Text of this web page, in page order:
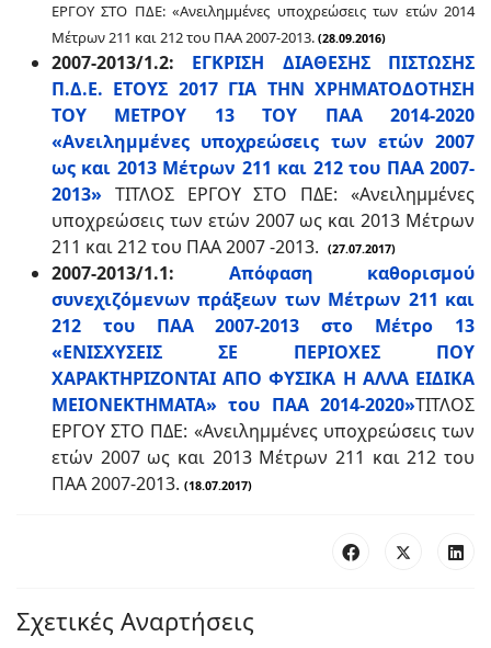
ΕΡΓΟΥ ΣΤΟ ΠΔΕ: «Ανειλημμένες υποχρεώσεις των ετών 2014
Μέτρων 211 και 212 του ΠΑΑ 2007-2013. (28.09.2016)
2007-2013/1.2: ΕΓΚΡΙΣΗ ΔΙΑΘΕΣΗΣ ΠΙΣΤΩΣΗΣ
Π.Δ.Ε. ΕΤΟΥΣ 2017 ΓΙΑ ΤΗΝ ΧΡΗΜΑΤΟΔΟΤΗΣΗ
ΤΟΥ ΜΕΤΡΟΥ 13 ΤΟΥ ΠΑΑ 2014-2020
«Ανειλημμένες υποχρεώσεις των ετών 2007
ως και 2013 Μέτρων 211 και 212 του ΠΑΑ 2007-
2013» ΤΙΤΛΟΣ ΕΡΓΟΥ ΣΤΟ ΠΔΕ: «Ανειλημμένες
υποχρεώσεις των ετών 2007 ως και 2013 Μέτρων
211 και 212 του ΠΑΑ 2007 -2013.
(27.07.2017)
2007-2013/1.1: Απόφαση καθορισμού
συνεχιζόμενων πράξεων των Μέτρων 211 και
212 του ΠΑΑ 2007-2013 στο Μέτρο 13
«ΕΝΙΣΧΥΣΕΙΣ ΣΕ ΠΕΡΙΟΧΕΣ ΠΟΥ
ΧΑΡΑΚΤΗΡΙΖΟΝΤΑΙ ΑΠΟ ΦΥΣΙΚΑ Η ΑΛΛΑ ΕΙΔΙΚΑ
ΜΕΙΟΝΕΚΤΗΜΑΤΑ» του ΠΑΑ 2014-2020»ΤΙΤΛΟΣ
ΕΡΓΟΥ ΣΤΟ ΠΔΕ: «Ανειλημμένες υποχρεώσεις των
ετών 2007 ως και 2013 Μέτρων 211 και 212 του
ΠΑΑ 2007-2013. (18.07.2017)
Σχετικές Αναρτήσεις